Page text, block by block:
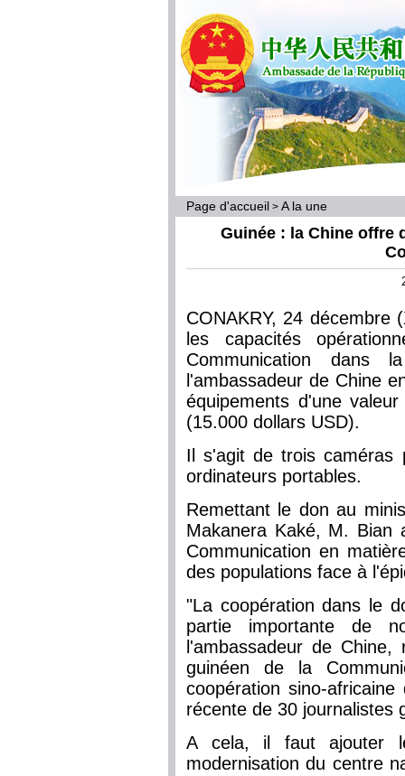
Page d'accueil > A la une
Guinée : la Chine offre
CONAKRY, 24 décembre
les capacités
Communication dans
l'ambassadeur de Chine
équipements d'une
(15.000 dollars USD).
Il s'agit de trois caméras
ordinateurs portables.
Remettant le don au
Makanera Kaké, M. Bian
Communication en
des populations face à
"La coopération dans le
partie importante de
l'ambassadeur de
guinéen de la
coopération sino-
récente de 30 journalistes
A cela, il faut ajouter
modernisation du centre